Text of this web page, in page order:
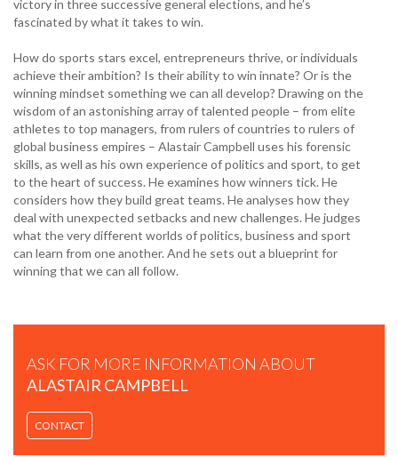
victory in three successive general elections, and he’s
fascinated by what it takes to win.
How do sports stars excel, entrepreneurs thrive, or individuals
achieve their ambition? Is their ability to win innate? Or is the
winning mindset something we can all develop? Drawing on the
wisdom of an astonishing array of talented people – from elite
athletes to top managers, from rulers of countries to rulers of
global business empires – Alastair Campbell uses his forensic
skills, as well as his own experience of politics and sport, to get
to the heart of success. He examines how winners tick. He
considers how they build great teams. He analyses how they
deal with unexpected setbacks and new challenges. He judges
what the very different worlds of politics, business and sport
can learn from one another. And he sets out a blueprint for
winning that we can all follow.
ASK FOR MORE INFORMATION ABOUT
ALASTAIR CAMPBELL
CONTACT
ALASTAIR CAMPBELL - THE WORST THINGS THAT
HAPPEN CAN OFTEN BE THE BEST -
TEDXYOUTH@MANCHESTER
UNION